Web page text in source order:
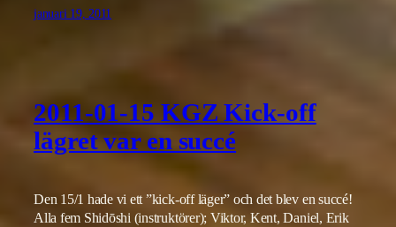
januari 19, 2011
2011-01-15 KGZ Kick-off
lägret var en succé
Den 15/1 hade vi ett ”kick-off läger” och det blev en succé!
Alla fem Shidōshi (instruktörer); Viktor, Kent, Daniel, Erik